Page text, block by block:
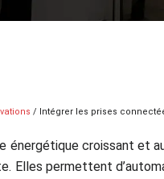
/ Intégrer les prises
énergétique croissant et
Elles permettent